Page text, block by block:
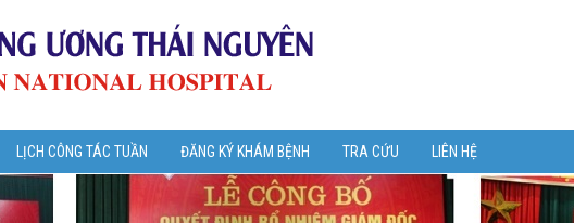
LỊCH CÔNG TÁC TUẦN ĐĂNG KÝ KHÁM BỆNH TRA CỨU LIÊN HỆ